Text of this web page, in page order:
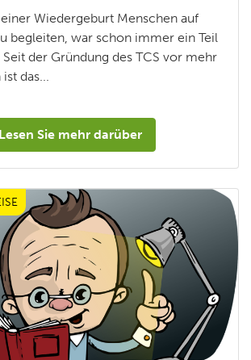
Wiedergeburt Menschen auf
begleiten, war schon immer ein Teil
der Gründung des TCS vor mehr
das...
Lesen Sie mehr darüber